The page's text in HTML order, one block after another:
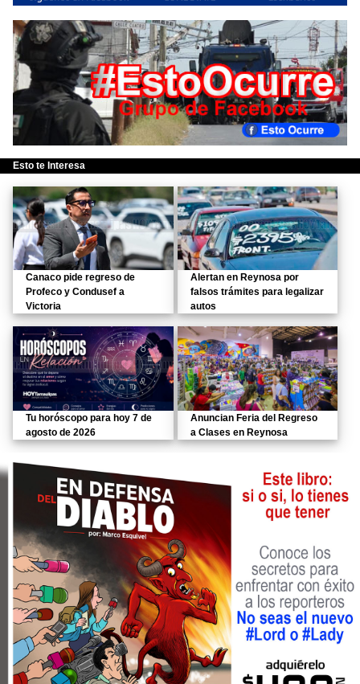
Esto te Interesa
Canaco pide regreso de
Profeco y Condusef a
Victoria
Alertan en Reynosa por
falsos trámites para legalizar
autos
Tu horóscopo para hoy 7 de
agosto de 2026
Anuncian Feria del Regreso
a Clases en Reynosa